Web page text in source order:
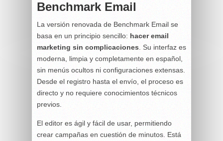
Benchmark Email
La versión renovada de Benchmark Email se
basa en un principio sencillo: hacer email
marketing sin complicaciones . Su interfaz es
moderna, limpia y completamente en español,
sin menús ocultos ni configuraciones extensas.
Desde el registro hasta el envío, el proceso es
directo y no requiere conocimientos técnicos
previos.
El editor es ágil y fácil de usar, permitiendo
crear campañas en cuestión de minutos. Está